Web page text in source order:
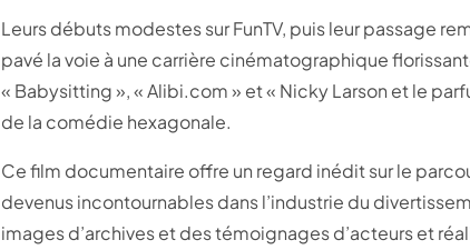
Leurs débuts modestes sur FunTV, puis leur passage
pavé la voie à une carrière cinématographique
« Babysitting », « Alibi.com » et « Nicky Larson et le
de la comédie hexagonale.
Ce film documentaire offre un regard inédit sur le
devenus incontournables dans l’industrie du
images d’archives et des témoignages d’acteurs et